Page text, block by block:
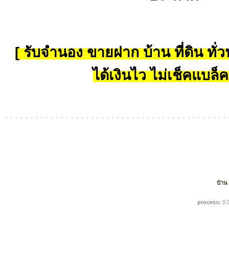
[ รับจำนอง ขายฝาก บ้าน ที่ดิน ทั่ว
ได้เงินไว ไม่เช็คแบล็
บ้าน
process: